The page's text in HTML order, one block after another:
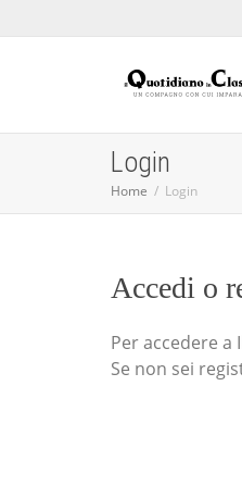
Login
Home Login
Accedi o
Per accedere a
Se non sei